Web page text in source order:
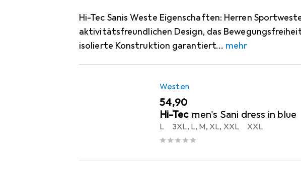
Hi-Tec Sanis Weste Eigenschaften: Herren
aktivitätsfreundlichen Design, das
isolierte Konstruktion garantiert
mehr
Westen
EUR
54,90
Hi-Tec men's Sani dress in blue
L 3XL, L, M, XL, XXL XXL